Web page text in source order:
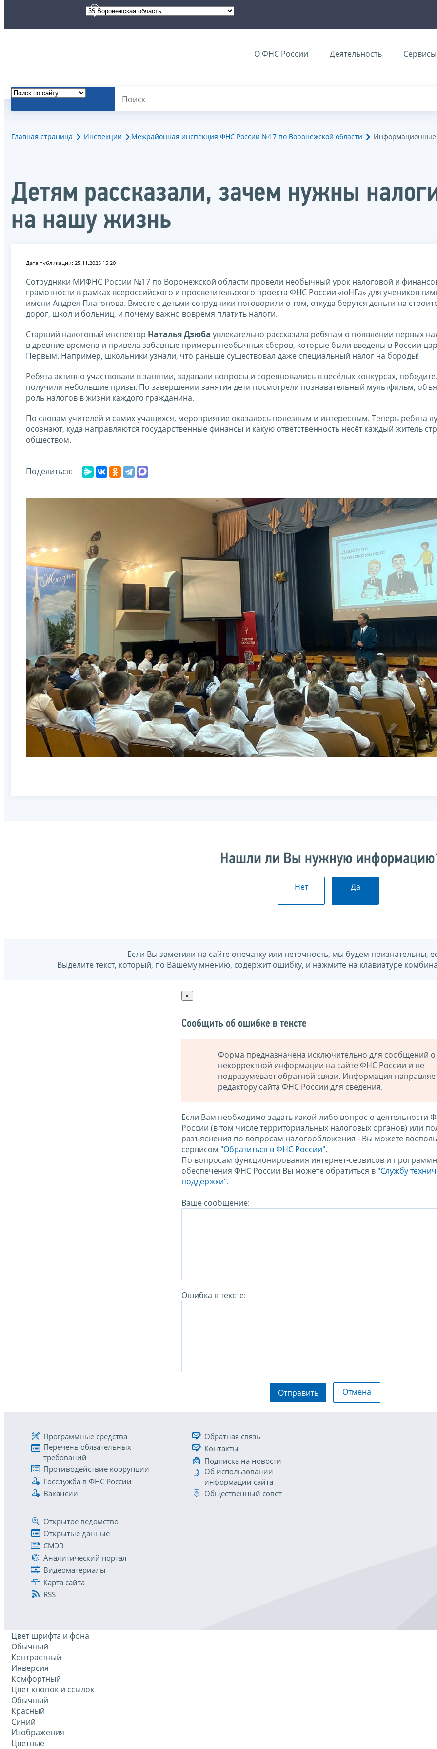
О ФНС России Деятельность Сервисы
Главная страница Инспекции Межрайонная инспекция ФНС России №17 по Воронежской области Информационные
Детям рассказали, зачем нужны
на нашу жизнь
Дата публикации: 25.11.2025 15:20
Сотрудники МИФНС России №17 по Воронежской области провели необычный урок налоговой и
грамотности в рамках всероссийского и просветительского проекта ФНС России «юНГа» для учеников
имени Андрея Платонова. Вместе с детьми сотрудники поговорили о том, откуда берутся деньги на
дорог, школ и больниц, и почему важно вовремя платить налоги.
Старший налоговый инспектор Наталья Дзюба увлекательно рассказала ребятам о появлении первых
в древние времена и привела забавные примеры необычных сборов, которые были введены в России
Первым. Например, школьники узнали, что раньше существовал даже специальный налог на бороды!
Ребята активно участвовали в занятии, задавали вопросы и соревновались в весёлых конкурсах,
получили небольшие призы. По завершении занятия дети посмотрели познавательный мультфильм,
роль налогов в жизни каждого гражданина.
По словам учителей и самих учащихся, мероприятие оказалось полезным и интересным. Теперь ребята
осознают, куда направляются государственные финансы и какую ответственность несёт каждый житель
обществом.
Поделиться:
Нашли ли Вы нужную
Нет Да
Если Вы заметили на сайте опечатку или неточность, мы будем признательны,
Выделите текст, который, по Вашему мнению, содержит ошибку, и нажмите на клавиатуре
×
Сообщить об ошибке в тексте
Форма предназначена исключительно для сообщений о
некорректной информации на сайте ФНС России и не
подразумевает обратной связи. Информация
редактору сайта ФНС России для сведения.
Если Вам необходимо задать какой-либо вопрос о деятельности
России (в том числе территориальных налоговых органов) или
разъяснения по вопросам налогообложения - Вы можете
сервисом "Обратиться в ФНС России".
По вопросам функционирования интернет-сервисов и
обеспечения ФНС России Вы можете обратиться в "Службу
поддержки".
Ваше сообщение:
Ошибка в тексте:
Отправить Отмена
Программные средства
Перечень обязательных
требований
Противодействие коррупции
Госслужба в ФНС России
Вакансии
Обратная связь
Контакты
Подписка на новости
Об использовании
информации сайта
Общественный совет
Открытое ведомство
Открытые данные
СМЭВ
Аналитический портал
Видеоматериалы
Карта сайта
RSS
Цвет шрифта и фона
Обычный
Контрастный
Инверсия
Комфортный
Цвет кнопок и ссылок
Обычный
Красный
Синий
Изображения
Цветные